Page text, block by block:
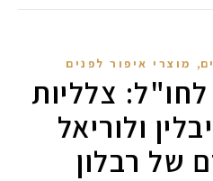
, מוצרי איפור לפנים
צלליות
ולוריאל
של רבלון